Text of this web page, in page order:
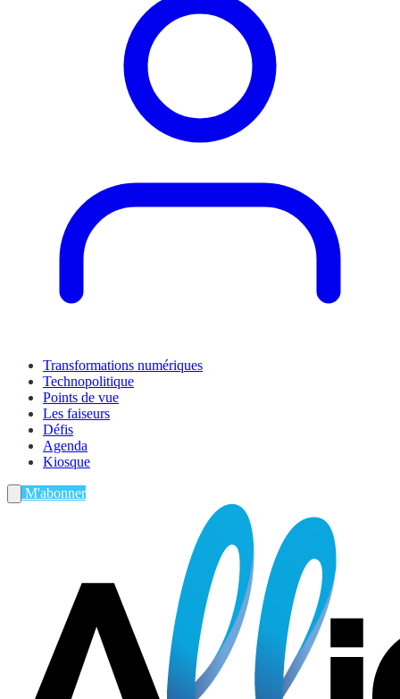
Transformations numériques
Technopolitique
Points de vue
Les faiseurs
Défis
Agenda
Kiosque
M'abonner